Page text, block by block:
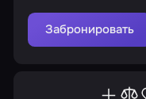
Уверены, что здесь
безопасно?
Забронировать